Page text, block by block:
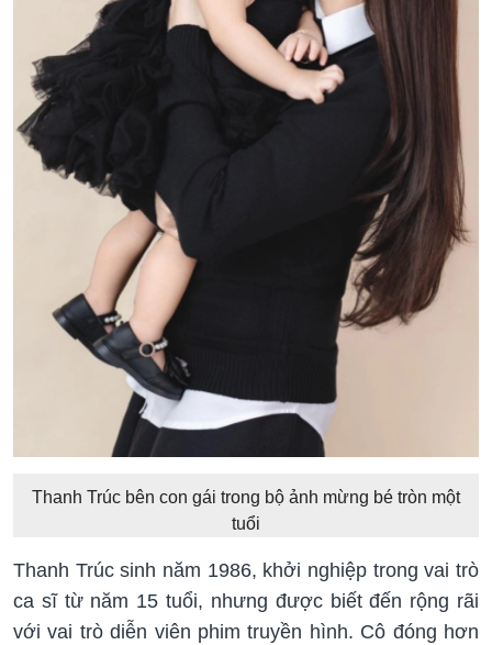
Thanh Trúc bên con gái trong bộ ảnh mừng bé tròn một
tuổi
Thanh Trúc sinh năm 1986, khởi nghiệp trong vai trò
ca sĩ từ năm 15 tuổi, nhưng được biết đến rộng rãi
với vai trò diễn viên phim truyền hình. Cô đóng hơn